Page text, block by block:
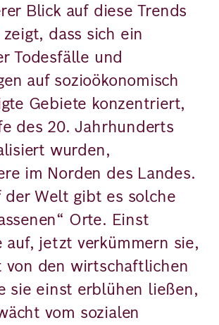
Blick auf diese Trends
dass sich ein
Todesfälle und
auf sozioökonomisch
Gebiete konzentriert,
des 20. Jahrhunderts
wurden,
im Norden des Landes.
der Welt gibt es solche
Orte. Einst
auf, jetzt verkümmern sie,
von den wirtschaftlichen
sie einst erblühen ließen,
vom sozialen